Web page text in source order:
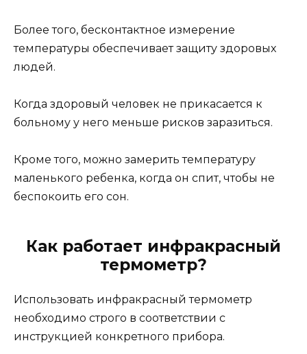
Более того, бесконтактное измерение
температуры обеспечивает защиту здоровых
людей.
Когда здоровый человек не прикасается к
больному у него меньше рисков заразиться.
Кроме того, можно замерить температуру
маленького ребенка, когда он спит, чтобы не
беспокоить его сон.
Как работает инфракрасный
термометр?
Использовать инфракрасный термометр
необходимо строго в соответствии с
инструкцией конкретного прибора.